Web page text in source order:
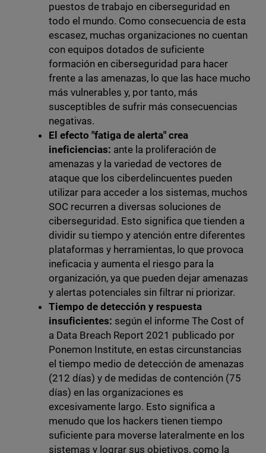
puestos de trabajo en ciberseguridad en
todo el mundo. Como consecuencia de esta
escasez, muchas organizaciones no cuentan
con equipos dotados de suficiente
formación en ciberseguridad para hacer
frente a las amenazas, lo que las hace mucho
más vulnerables y, por tanto, más
susceptibles de sufrir más consecuencias
negativas.
El efecto "fatiga de alerta" crea
ineficiencias: ante la proliferación de
amenazas y la variedad de vectores de
ataque que los ciberdelincuentes pueden
utilizar para acceder a los sistemas, muchos
SOC recurren a diversas soluciones de
ciberseguridad. Esto significa que tienden a
dividir su tiempo y atención entre diferentes
plataformas y herramientas, lo que provoca
ineficacia y aumenta el riesgo para la
organización, ya que pueden dejar amenazas
y alertas potenciales sin filtrar ni priorizar.
Tiempo de detección y respuesta
insuficientes: según el informe The Cost of
a Data Breach Report 2021 publicado por
Ponemon Institute, en estas circunstancias
el tiempo medio de detección de amenazas
(212 días) y de medidas de contención (75
días) en las organizaciones es
excesivamente largo. Esto significa a
menudo que los hackers tienen tiempo
suficiente para moverse lateralmente en los
sistemas y lograr sus objetivos, como la